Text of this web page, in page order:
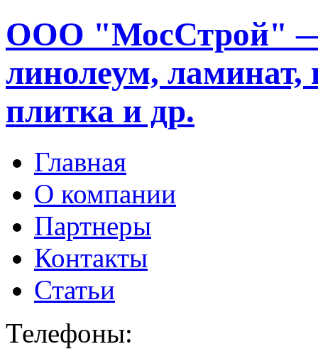
ООО "МосСтрой" —
линолеум, ламинат,
плитка и др.
Главная
О компании
Партнеры
Контакты
Статьи
Телефоны: